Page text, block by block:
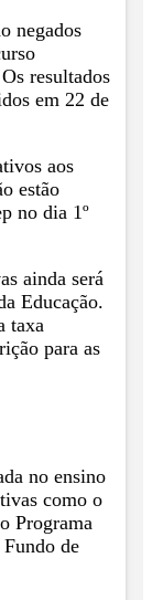
negados
resultados
em 22 de
aos
estão
no dia 1º
ainda será
Educação.
taxa
para as
no ensino
como o
Programa
de